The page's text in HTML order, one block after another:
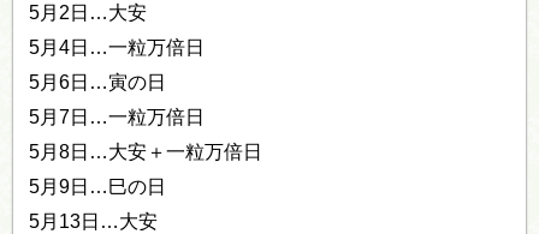
5月2日…大安
5月4日…一粒万倍日
5月6日…寅の日
5月7日…一粒万倍日
5月8日…大安＋一粒万倍日
5月9日…巳の日
5月13日…大安